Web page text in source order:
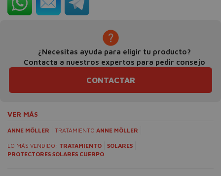
¿Necesitas ayuda para eligir tu producto?
Contacta a nuestros expertos para pedir consejo
CONTACTAR
VER MÁS
ANNE MÖLLER TRATAMIENTO ANNE MÖLLER
LO MÁS VENDIDO: TRATAMIENTO
SOLARES
PROTECTORES SOLARES CUERPO